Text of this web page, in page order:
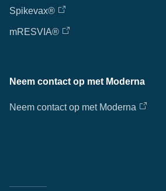
Spikevax®
mRESVIA®
Neem contact op met Moderna
Neem contact op met Moderna